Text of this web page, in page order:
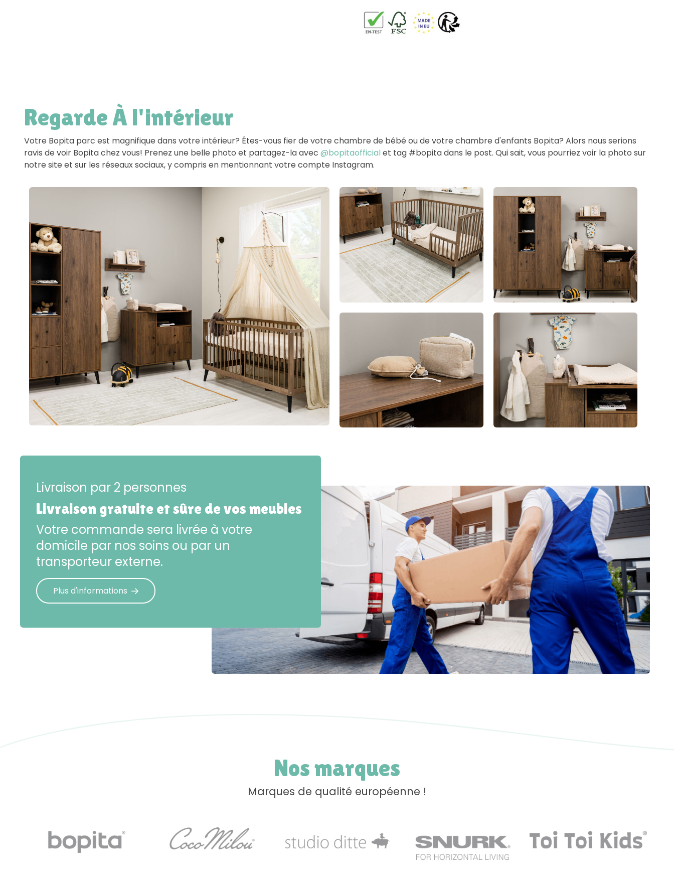
Regarde À l'intérieur
Votre Bopita parc est magnifique dans votre intérieur? Êtes-vous fier de votre chambre de bébé ou de votre chambre d'enfants Bopita? Alors nous serions
ravis de voir Bopita chez vous! Prenez une belle photo et partagez-la avec @bopitaofficial et tag #bopita dans le post. Qui sait, vous pourriez voir la photo sur
notre site et sur les réseaux sociaux, y compris en mentionnant votre compte Instagram.
Livraison par 2 personnes
Livraison gratuite et sûre de vos meubles
Votre commande sera livrée à votre
domicile par nos soins ou par un
transporteur externe.
Plus d'informations
Nos marques
Marques de qualité européenne !